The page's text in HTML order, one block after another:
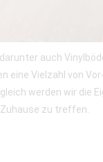
auch
Vielzahl von
werden wir die
zu treffen.